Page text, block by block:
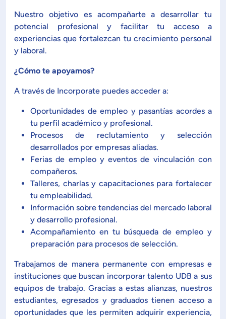
Estructura organizativa
Rector
Académica
Secretaría General
de Ciencia y Tecnología
de Gestión Institucional
de Administración y Finanzas
e Internacionalización
Calidad Académica
Políticas institucionales
Nuestro objetivo es acompañarte a desarrollar tu
potencial profesional y facilitar tu acceso a
experiencias que fortalezcan tu crecimiento personal
y laboral.
¿Cómo te apoyamos?
A través de Incorporate puedes acceder a:
Oportunidades de empleo y pasantías acordes a
tu perfil académico y profesional.
Procesos de reclutamiento y selección
desarrollados por empresas aliadas.
Ferias de empleo y eventos de vinculación con
compañeros.
Talleres, charlas y capacitaciones para fortalecer
tu empleabilidad.
Información sobre tendencias del mercado laboral
y desarrollo profesional.
Acompañamiento en tu búsqueda de empleo y
preparación para procesos de selección.
Trabajamos de manera permanente con empresas e
instituciones que buscan incorporar talento UDB a sus
equipos de trabajo. Gracias a estas alianzas, nuestros
estudiantes, egresados ​​y graduados tienen acceso a
oportunidades que les permiten adquirir experiencia,